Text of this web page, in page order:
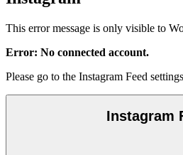
This error message is only visible to
Error: No connected account.
Please go to the Instagram Feed
Instagram